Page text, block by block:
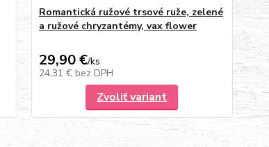
Romantická ružové trsové ruže, zelené
a ružové chryzantémy, vax flower
29,90 €/ks
24,31 € bez DPH
Zvoliť variant